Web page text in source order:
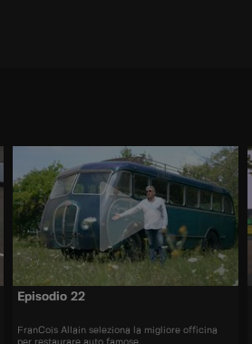
Episodio 22
FranCois Allain seleziona la migliore officina
per restaurare auto famose.